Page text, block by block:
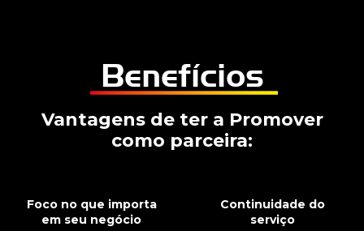
Benefícios
Vantagens de ter a Promover
como parceira:
Foco no que importa
em seu negócio
Continuidade do
serviço